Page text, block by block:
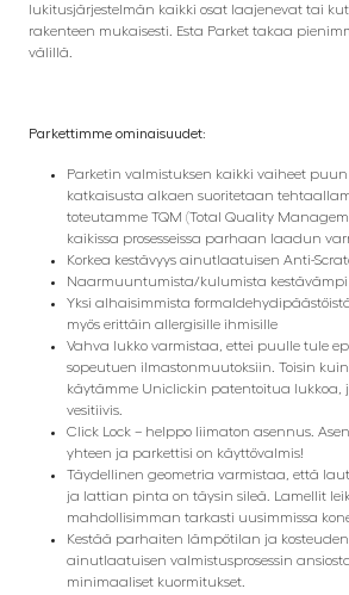
lukitusjärjestelmän kaikki osat laajenevat tai
rakenteen mukaisesti. Esta Parket takaa
välillä.
Parkettimme ominaisuudet:
Parketin valmistuksen kaikki vaiheet
katkaisusta alkaen suoritetaan
toteutamme TQM (Total Quality
kaikissa prosesseissa parhaan laadun
Korkea kestävyys ainutlaatuisen Anti-
Naarmuuntumista/kulumista
Yksi alhaisimmista
myös erittäin allergisille ihmisille
Vahva lukko varmistaa, ettei puulle tule
sopeutuen ilmastonmuutoksiin. Toisin
käytämme Uniclickin patentoitua lukkoa,
vesitiivis.
Click Lock – helppo liimaton asennus.
yhteen ja parkettisi on käyttövalmis!
Täydellinen geometria varmistaa, että
ja lattian pinta on täysin sileä. Lamellit
mahdollisimman tarkasti uusimmissa
Kestää parhaiten lämpötilan ja
ainutlaatuisen valmistusprosessin
minimaaliset kuormitukset.